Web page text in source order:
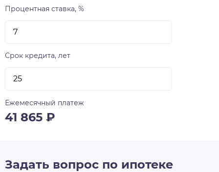
Процентная ставка, %
Срок кредита, лет
Ежемесячный платеж
41 865 ₽
Задать вопрос по ипотеке